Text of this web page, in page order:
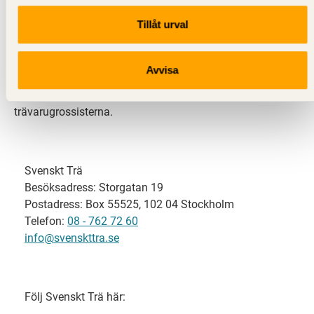
Tillåt urval
Avvisa
Svenskt Trä representerar svensk sågverksindustri
och är en del av branschorganisationen
svensk limträ-, KL-trä- och förpackningsindustri samt
trävarugrossisterna.
Svenskt Trä
Besöksadress: Storgatan 19
Postadress: Box 55525, 102 04 Stockholm
Telefon: 08 - 762 72 60
info@svenskttra.se
Följ Svenskt Trä här: